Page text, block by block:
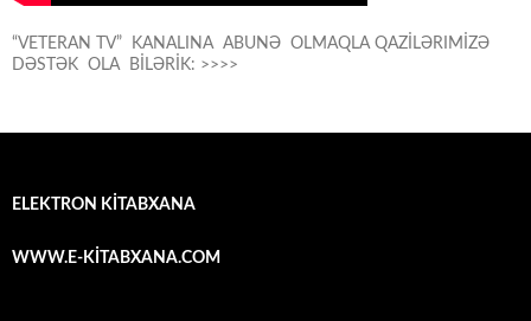
“VETERAN TV” KANALINA ABUNƏ OLMAQLA QAZİLƏRIMİZƏ
DƏSTƏK OLA BİLƏRİK: >>>>
ELEKTRON KİTABXANA
WWW.E-KİTABXANA.COM